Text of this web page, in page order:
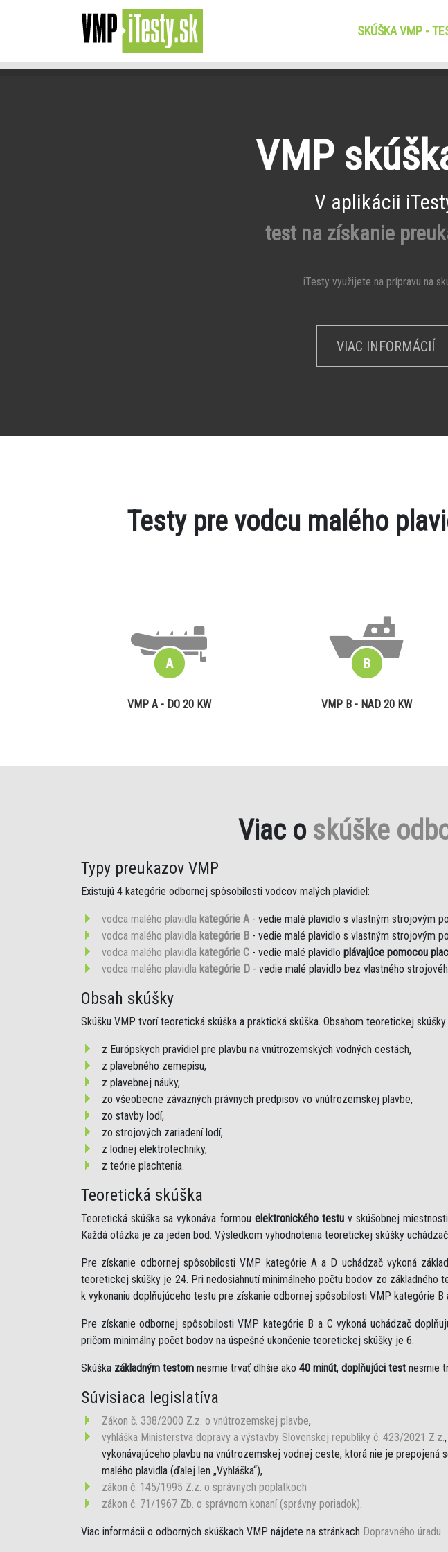
SKÚŠKA VMP -
VMP
V aplikácii
test na získanie
iTesty využijete na prípravu na
VIAC INFORMÁCIÍ
Testy pre vodcu malého
VMP A - DO 20 KW VMP B - NAD 20 KW
Viac o skúške
Typy preukazov VMP
Existujú 4 kategórie odbornej spôsobilosti vodcov malých plavidiel:
vodca malého plavidla kategórie A - vedie malé plavidlo s vlastným strojovým
vodca malého plavidla kategórie B - vedie malé plavidlo s vlastným strojovým
vodca malého plavidla kategórie C - vedie malé plavidlo plávajúce pomocou
vodca malého plavidla kategórie D - vedie malé plavidlo bez vlastného
Obsah skúšky
Skúšku VMP tvorí teoretická skúška a praktická skúška. Obsahom teoretickej
z Európskych pravidiel pre plavbu na vnútrozemských vodných cestách,
z plavebného zemepisu,
z plavebnej náuky,
zo všeobecne záväzných právnych predpisov vo vnútrozemskej plavbe,
zo stavby lodí,
zo strojových zariadení lodí,
z lodnej elektrotechniky,
z teórie plachtenia.
Teoretická skúška
Teoretická skúška sa vykonáva formou elektronického testuv skúšobnej
Každá otázka je za jeden bod. Výsledkom vyhodnotenia teoretickej skúšky
Pre získanie odbornej spôsobilosti VMP kategórie A a D uchádzač vykoná
teoretickej skúšky je 24. Pri nedosiahnutí minimálneho počtu bodov zo
k vykonaniu doplňujúceho testu pre získanie odbornej spôsobilosti VMP kategórie B
Pre získanie odbornej spôsobilosti VMP kategórie B a C vykoná uchádzač
pričom minimálny počet bodov na úspešné ukončenie teoretickej skúšky je 6.
Skúška základným testom nesmie trvať dlhšie ako 40 minút, doplňujúci test nesmie
Súvisiaca legislatíva
Zákon č. 338/2000 Z.z. o vnútrozemskej plavbe,
vyhláška Ministerstva dopravy a výstavby Slovenskej republiky č. 423/2021 Z.z.
vykonávajúceho plavbu na vnútrozemskej vodnej ceste, ktorá nie je
malého plavidla (ďalej len „Vyhláška“),
zákon č. 145/1995 Z.z. o správnych poplatkoch
zákon č. 71/1967 Zb. o správnom konaní (správny poriadok).
Viac informácii o odborných skúškach VMP nájdete na stránkach Dopravného úradu.